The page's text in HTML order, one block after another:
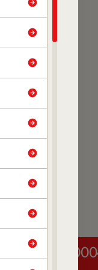
do-
(61) 3329-8000